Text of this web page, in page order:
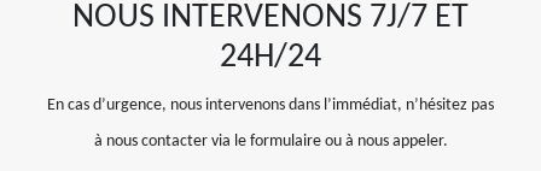
NOUS INTERVENONS 7J/7 ET
24H/24
En cas d’urgence, nous intervenons dans l’immédiat, n’hésitez pas
à nous contacter via le formulaire ou à nous appeler.